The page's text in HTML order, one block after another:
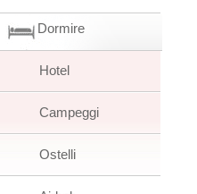
Dormire
Hotel
Campeggi
Ostelli